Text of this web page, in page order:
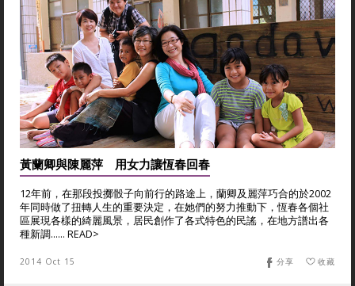
黃蘭卿與陳麗萍 用女力讓恆春回春
12年前，在那段投擲骰子向前行的路途上，蘭卿及麗萍巧合的於2002
年同時做了扭轉人生的重要決定，在她們的努力推動下，恆春各個社
區展現各樣的綺麗風景，居民創作了各式特色的民謠，在地方譜出各
種新調…… READ>
2014 Oct 15 收藏
分享